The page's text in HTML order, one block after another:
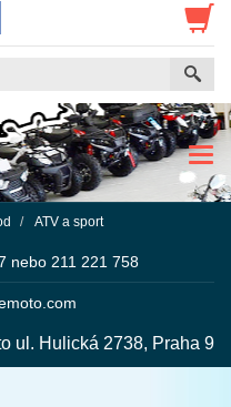
ATV a sport
nebo 211 221 758
ul. Hulická 2738, Praha 9